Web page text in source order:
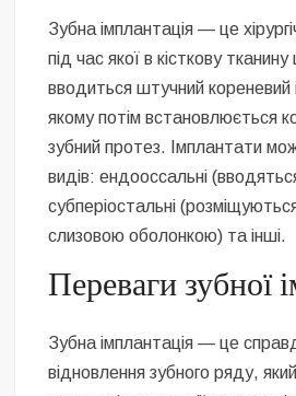
Зубна імплантація — це
під час якої в кісткову
вводиться штучний кореневий
якому потім встановлюється
зубний протез. Імплантати
видів: ендооссальні
субперіостальні (розміщуються
слизовою оболонкою) та інші.
Переваги зубної
Зубна імплантація — це
відновлення зубного ряду,